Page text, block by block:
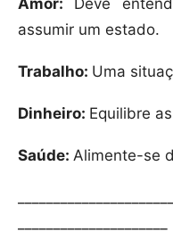
Amor: Deve
assumir um estado.
Trabalho: Uma
Dinheiro: Equilibre
Saúde: Alimente-se